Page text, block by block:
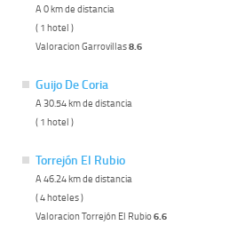
A 0 km de distancia
( 1 hotel )
Valoracion Garrovillas8.6
Guijo De Coria
A 30.54 km de distancia
( 1 hotel )
Torrejón El Rubio
A 46.24 km de distancia
( 4 hoteles )
Valoracion Torrejón El Rubio6.6